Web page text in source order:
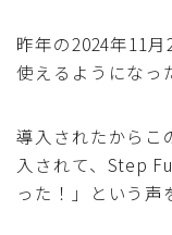
昨年の2024年11
使えるようになっ
導入されたからこ
入されて、Step
った！」という声